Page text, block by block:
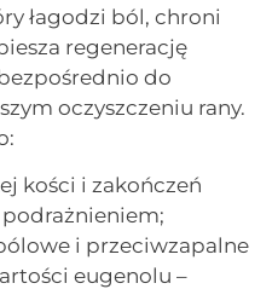
łagodzi ból, chroni
regenerację
do
oczyszczeniu rany.
kości i zakończeń
i przeciwzapalne
eugenolu –